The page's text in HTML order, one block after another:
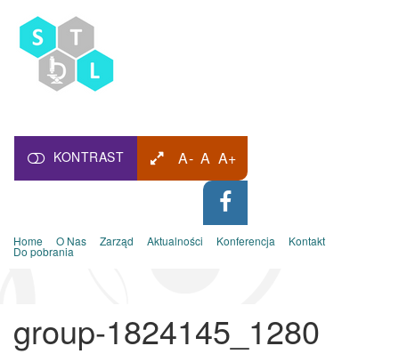
A- A A+
KONTRAST
Home O Nas Zarząd Aktualności Konferencja Kontakt
Do pobrania
group-1824145_1280